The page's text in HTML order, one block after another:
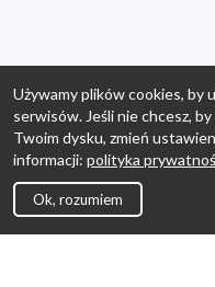
Używamy plików cookies, by
serwisów. Jeśli nie chcesz,
Twoim dysku, zmień
informacji: polityka
Ok, rozumiem